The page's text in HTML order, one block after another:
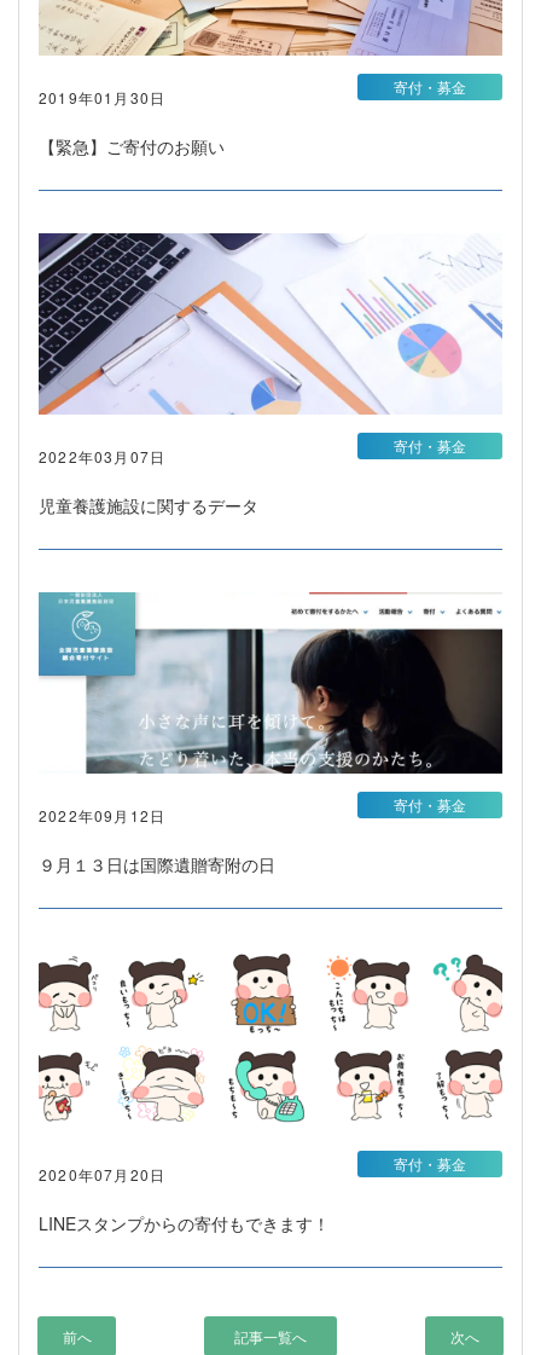
2019年01月30日
【緊急】ご寄付のお願い
寄付・募金
2022年03月07日
児童養護施設に関するデータ
寄付・募金
2022年09月12日
９月１３日は国際遺贈寄附の日
寄付・募金
2020年07月20日
LINEスタンプからの寄付もできます！
寄付・募金
前へ 記事一覧へ 次へ